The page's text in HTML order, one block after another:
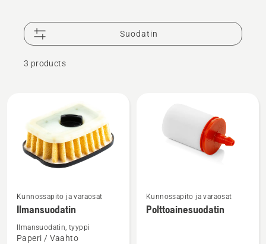
Suodatin
3 products
tuotteet
lisätietoja
tuotteesta
Ilmansuodatin
Kunnossapito ja varaosat
Ilmansuodatin
Ilmansuodatin, tyyppi
Paperi / Vaahto
lisätietoja
tuotteesta
Kunnossapito ja varaosat
Polttoainesuodatin